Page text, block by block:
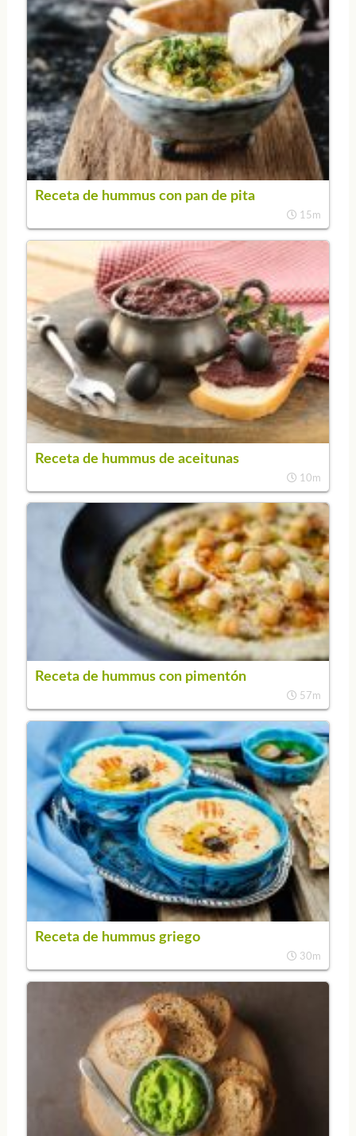
Receta de hummus con pan de pita
15m
Receta de hummus de aceitunas
10m
Receta de hummus con pimentón
57m
Receta de hummus griego
30m